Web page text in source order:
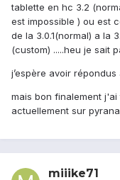
tablette en hc 3.2
est impossible ) ou est
de la 3.0.1(normal) a la
(custom) .....heu je sait
j’espère avoir
mais bon finalement
actuellement sur
miiike71